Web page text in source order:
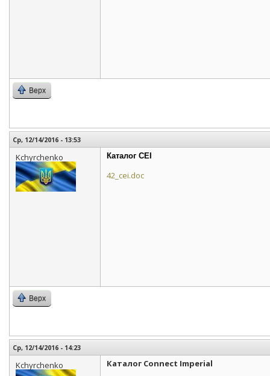
Верх
Ср, 12/14/2016 - 13:53
Kchyrchenko Каталог CEI
42_cei.doc
Верх
Ср, 12/14/2016 - 14:23
Kchyrchenko Каталог Connect Imperial